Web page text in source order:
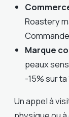
Roastery
Marque
peaux
-15% sur
Un appel à